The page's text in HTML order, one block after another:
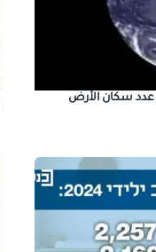
عدد سكان الأرض